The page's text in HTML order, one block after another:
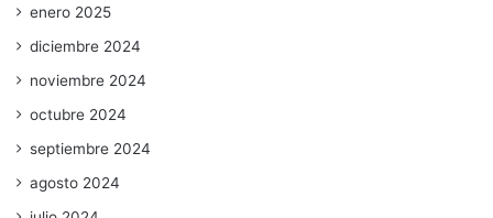
enero 2025
diciembre 2024
noviembre 2024
octubre 2024
septiembre 2024
agosto 2024